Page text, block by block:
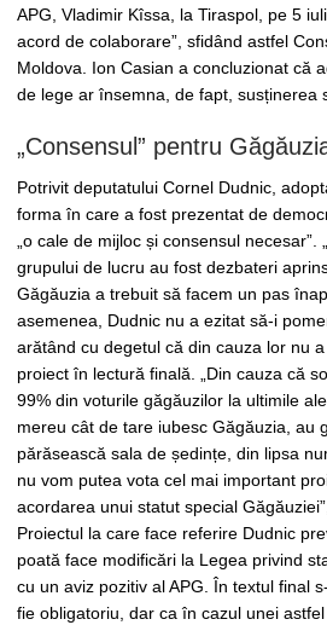
APG, Vladimir Kîssa, la Tiraspol, pe 5
acord de colaborare”, sfidând astfel
Moldova. Ion Casian a concluzionat că
de lege ar însemna, de fapt, susținerea
„Consensul” pentru
Potrivit deputatului Cornel Dudnic,
forma în care a fost prezentat de
„o cale de mijloc și consensul
grupului de lucru au fost dezbateri
Găgăuzia a trebuit să facem un pas
asemenea, Dudnic nu a ezitat să-i
arătând cu degetul că din cauza lor nu
proiect în lectură finală. „Din cauza că
99% din voturile găgăuzilor la ultimile
mereu cât de tare iubesc Găgăuzia, au
părăsească sala de ședințe, din lipsa
nu vom putea vota cel mai important
acordarea unui statut special
Proiectul la care face referire Dudnic
poată face modificări la Legea privind
cu un aviz pozitiv al APG. În textul final
fie obligatoriu, dar ca în cazul unei